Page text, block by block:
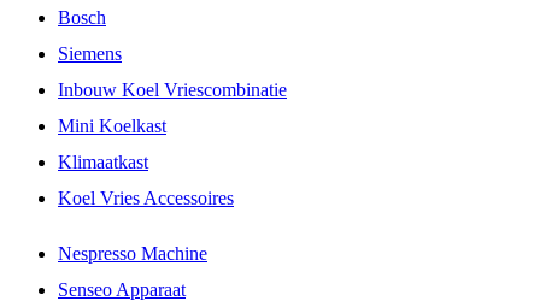
Bosch
Siemens
Inbouw Koel Vriescombinatie
Mini Koelkast
Klimaatkast
Koel Vries Accessoires
Nespresso Machine
Senseo Apparaat